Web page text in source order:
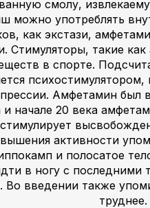
смолу,
можно употреблять
как экстази,
Стимуляторы, такие
в спорте.
Амфетамин
начале 20 века
активности
и полосатое
в ногу с
Во введении также
труднее.